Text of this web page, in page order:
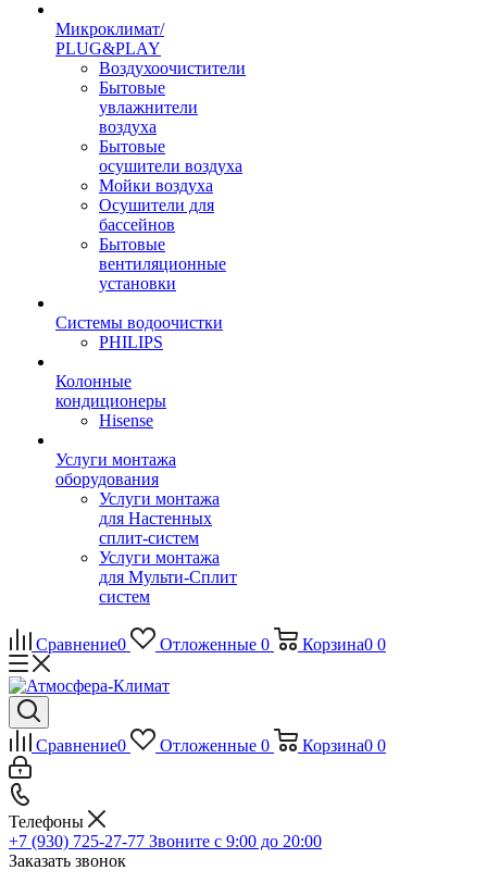
Микроклимат/
PLUG&PLAY
Воздухоочистители
Бытовые
увлажнители
воздуха
Бытовые
осушители воздуха
Мойки воздуха
Осушители для
бассейнов
Бытовые
вентиляционные
установки
Системы водоочистки
PHILIPS
Колонные
кондиционеры
Hisense
Услуги монтажа
оборудования
Услуги монтажа
для Настенных
сплит-систем
Услуги монтажа
для Мульти-Сплит
систем
Сравнение0 Отложенные 0 Корзина0 0
Сравнение0 Отложенные 0 Корзина0 0
Телефоны
+7 (930) 725-27-77 Звоните с 9:00 до 20:00
Заказать звонок